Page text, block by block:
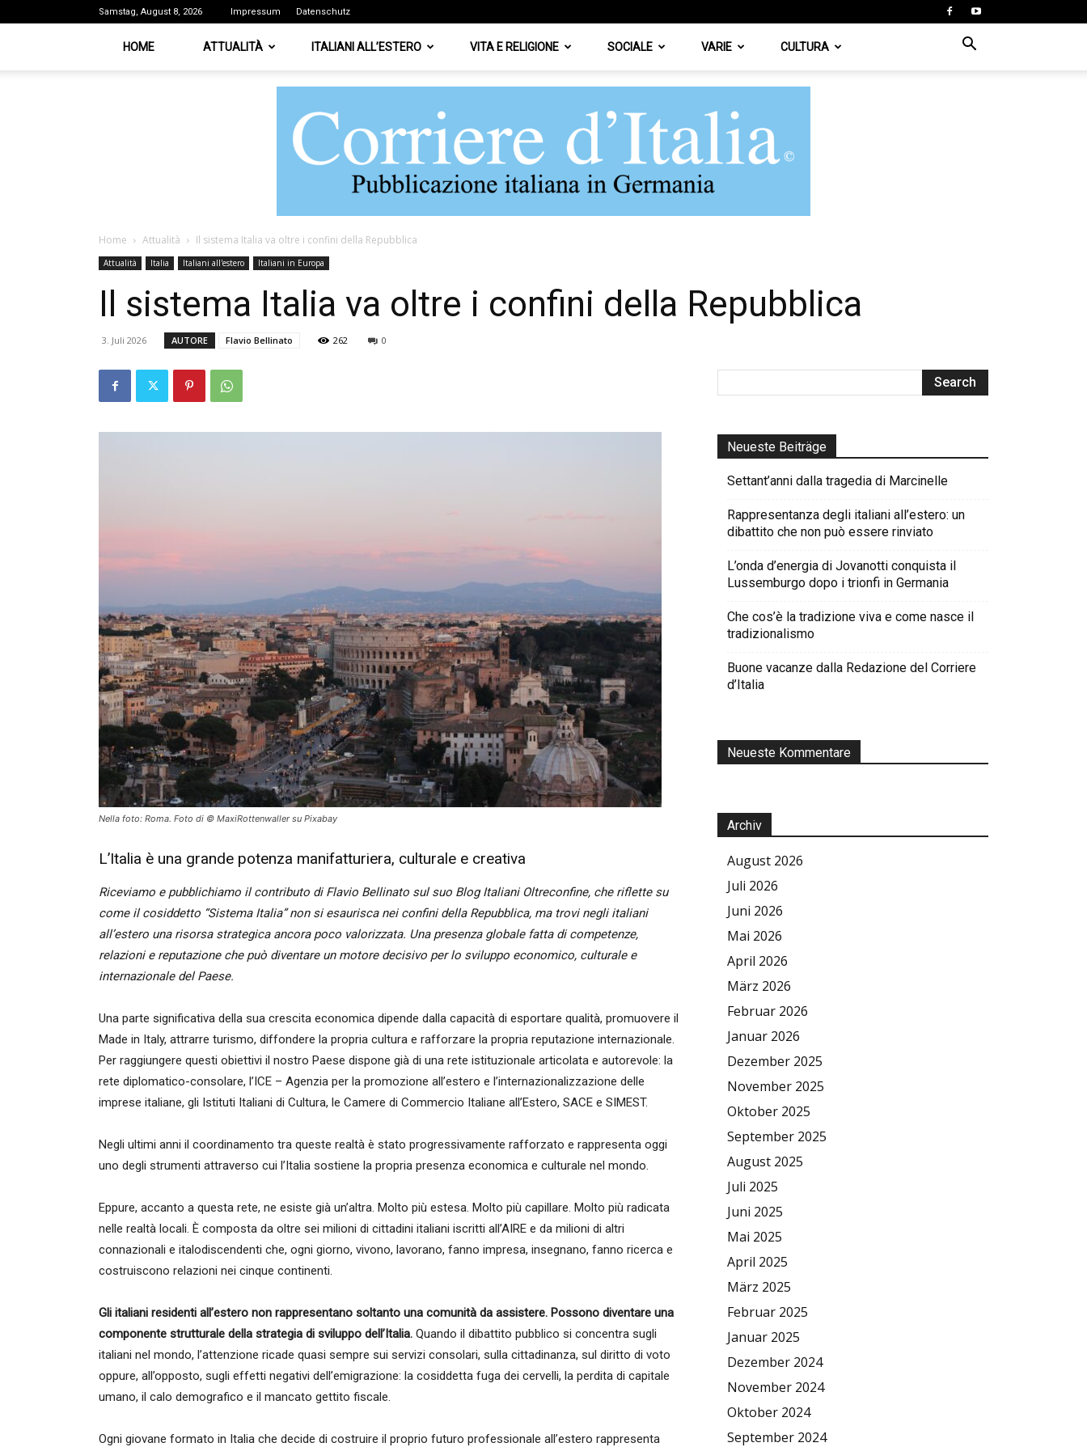
Samstag, August 8, 2026 Impressum Datenschutz
HOME ATTUALITÀ ITALIANI ALL’ESTERO VITA E RELIGIONE SOCIALE VARIE CULTURA
Home Attualità Il sistema Italia va oltre i confini della Repubblica
Attualità Italia Italiani all'estero Italiani in Europa
Il sistema Italia va oltre i confini della Repubblica
3. Juli 2026 AUTORE Flavio Bellinato 262 0
Nella foto: Roma. Foto di © MaxiRottenwaller su Pixabay
L’Italia è una grande potenza manifatturiera, culturale e creativa
Riceviamo e pubblichiamo il contributo di Flavio Bellinato sul suo Blog Italiani Oltreconfine, che riflette su
come il cosiddetto “Sistema Italia” non si esaurisca nei confini della Repubblica, ma trovi negli italiani
all’estero una risorsa strategica ancora poco valorizzata. Una presenza globale fatta di competenze,
relazioni e reputazione che può diventare un motore decisivo per lo sviluppo economico, culturale e
internazionale del Paese.
Una parte significativa della sua crescita economica dipende dalla capacità di esportare qualità, promuovere il
Made in Italy, attrarre turismo, diffondere la propria cultura e rafforzare la propria reputazione internazionale.
Per raggiungere questi obiettivi il nostro Paese dispone già di una rete istituzionale articolata e autorevole: la
rete diplomatico-consolare, l’ICE – Agenzia per la promozione all’estero e l’internazionalizzazione delle
imprese italiane, gli Istituti Italiani di Cultura, le Camere di Commercio Italiane all’Estero, SACE e SIMEST.
Negli ultimi anni il coordinamento tra queste realtà è stato progressivamente rafforzato e rappresenta oggi
uno degli strumenti attraverso cui l’Italia sostiene la propria presenza economica e culturale nel mondo.
Eppure, accanto a questa rete, ne esiste già un’altra. Molto più estesa. Molto più capillare. Molto più radicata
nelle realtà locali. È composta da oltre sei milioni di cittadini italiani iscritti all’AIRE e da milioni di altri
connazionali e italodiscendenti che, ogni giorno, vivono, lavorano, fanno impresa, insegnano, fanno ricerca e
costruiscono relazioni nei cinque continenti.
Gli italiani residenti all’estero non rappresentano soltanto una comunità da assistere. Possono diventare una
componente strutturale della strategia di sviluppo dell’Italia. Quando il dibattito pubblico si concentra sugli
italiani nel mondo, l’attenzione ricade quasi sempre sui servizi consolari, sulla cittadinanza, sul diritto di voto
oppure, all’opposto, sugli effetti negativi dell’emigrazione: la cosiddetta fuga dei cervelli, la perdita di capitale
umano, il calo demografico e il mancato gettito fiscale.
Ogni giovane formato in Italia che decide di costruire il proprio futuro professionale all’estero rappresenta
Neueste Beiträge
Settant’anni dalla tragedia di Marcinelle
Rappresentanza degli italiani all’estero: un
dibattito che non può essere rinviato
L’onda d’energia di Jovanotti conquista il
Lussemburgo dopo i trionfi in Germania
Che cos’è la tradizione viva e come nasce il
tradizionalismo
Buone vacanze dalla Redazione del Corriere
d’Italia
Neueste Kommentare
Archiv
August 2026
Juli 2026
Juni 2026
Mai 2026
April 2026
März 2026
Februar 2026
Januar 2026
Dezember 2025
November 2025
Oktober 2025
September 2025
August 2025
Juli 2025
Juni 2025
Mai 2025
April 2025
März 2025
Februar 2025
Januar 2025
Dezember 2024
November 2024
Oktober 2024
September 2024